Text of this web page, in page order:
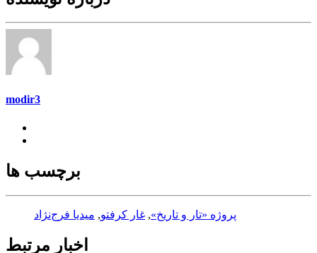
modir3
برچسب ها
پروژه «تار و تاریخ», غار کرفتو, میدیا فرج‌نژاد
اخبار مرتبط